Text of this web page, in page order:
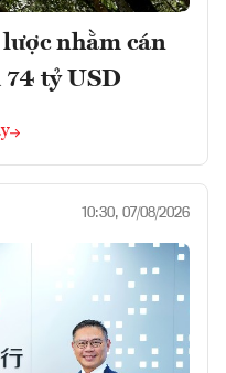
nhằm cán
tỷ USD
10:30, 07/08/2026